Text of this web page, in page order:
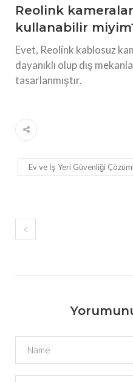
Reolink
kullanabilir
Evet, Reolink kablosuz
dayanıklı olup dış
tasarlanmıştır.
Ev ve İş Yeri Güvenliği